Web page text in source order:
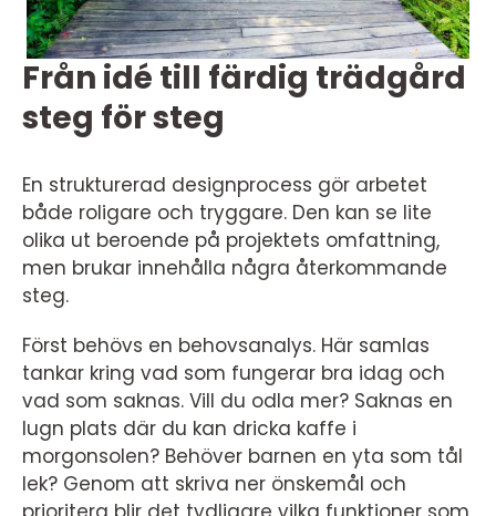
Från idé till färdig trädgård
steg för steg
En strukturerad designprocess gör arbetet
både roligare och tryggare. Den kan se lite
olika ut beroende på projektets omfattning,
men brukar innehålla några återkommande
steg.
Först behövs en behovsanalys. Här samlas
tankar kring vad som fungerar bra idag och
vad som saknas. Vill du odla mer? Saknas en
lugn plats där du kan dricka kaffe i
morgonsolen? Behöver barnen en yta som tål
lek? Genom att skriva ner önskemål och